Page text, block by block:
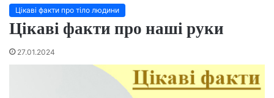
Цікаві факти про тіло людини
Цікаві факти про наші руки
27.01.2024